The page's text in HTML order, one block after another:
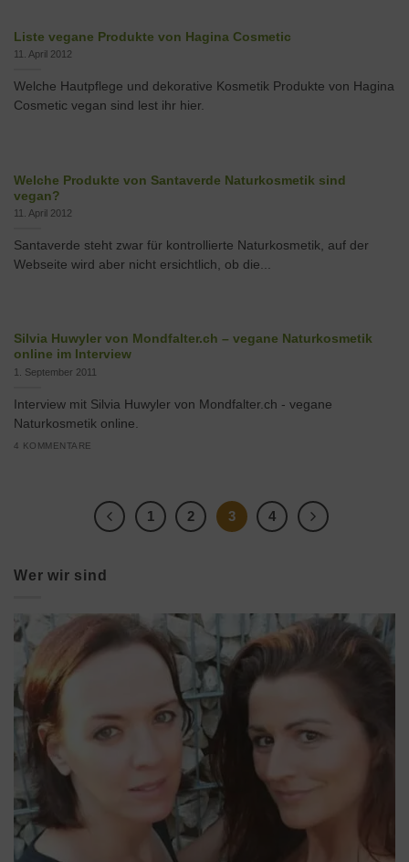
Liste vegane Produkte von Hagina Cosmetic
11. April 2012
Welche Hautpflege und dekorative Kosmetik Produkte von Hagina
Cosmetic vegan sind lest ihr hier.
Welche Produkte von Santaverde Naturkosmetik sind
vegan?
11. April 2012
Santaverde steht zwar für kontrollierte Naturkosmetik, auf der
Webseite wird aber nicht ersichtlich, ob die...
Silvia Huwyler von Mondfalter.ch – vegane Naturkosmetik
online im Interview
1. September 2011
Interview mit Silvia Huwyler von Mondfalter.ch - vegane
Naturkosmetik online.
4 KOMMENTARE
1 2 3 4
Wer wir sind